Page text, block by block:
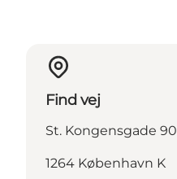
Find vej
St. Kongensgade 90
1264 København K